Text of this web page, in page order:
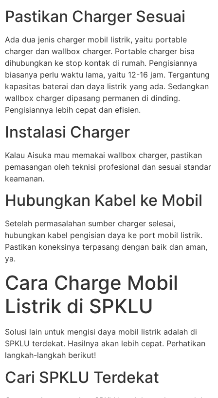
Pastikan Charger Sesuai
Ada dua jenis charger mobil listrik, yaitu portable
charger dan wallbox charger. Portable charger bisa
dihubungkan ke stop kontak di rumah. Pengisiannya
biasanya perlu waktu lama, yaitu 12-16 jam. Tergantung
kapasitas baterai dan daya listrik yang ada. Sedangkan
wallbox charger dipasang permanen di dinding.
Pengisiannya lebih cepat dan efisien.
Instalasi Charger
Kalau Aisuka mau memakai wallbox charger, pastikan
pemasangan oleh teknisi profesional dan sesuai standar
keamanan.
Hubungkan Kabel ke Mobil
Setelah permasalahan sumber charger selesai,
hubungkan kabel pengisian daya ke port mobil listrik.
Pastikan koneksinya terpasang dengan baik dan aman,
ya.
Cara Charge Mobil
Listrik di SPKLU
Solusi lain untuk mengisi daya mobil listrik adalah di
SPKLU terdekat. Hasilnya akan lebih cepat. Perhatikan
langkah-langkah berikut!
Cari SPKLU Terdekat